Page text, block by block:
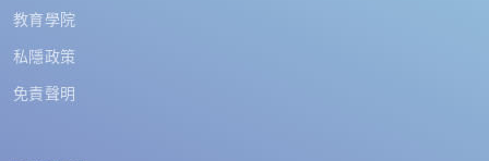
教育學院
私隱政策
免責聲明